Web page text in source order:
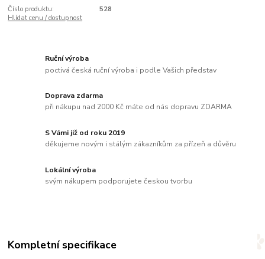
Číslo produktu:
528
Hlídat cenu / dostupnost
Ruční výroba
poctivá česká ruční výroba i podle Vašich představ
Doprava zdarma
při nákupu nad 2000 Kč máte od nás dopravu ZDARMA
S Vámi již od roku 2019
děkujeme novým i stálým zákazníkům za přízeň a důvěru
Lokální výroba
svým nákupem podporujete českou tvorbu
Kompletní specifikace